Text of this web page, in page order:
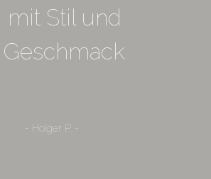
mit Stil und
Geschmack
- Holger P. -